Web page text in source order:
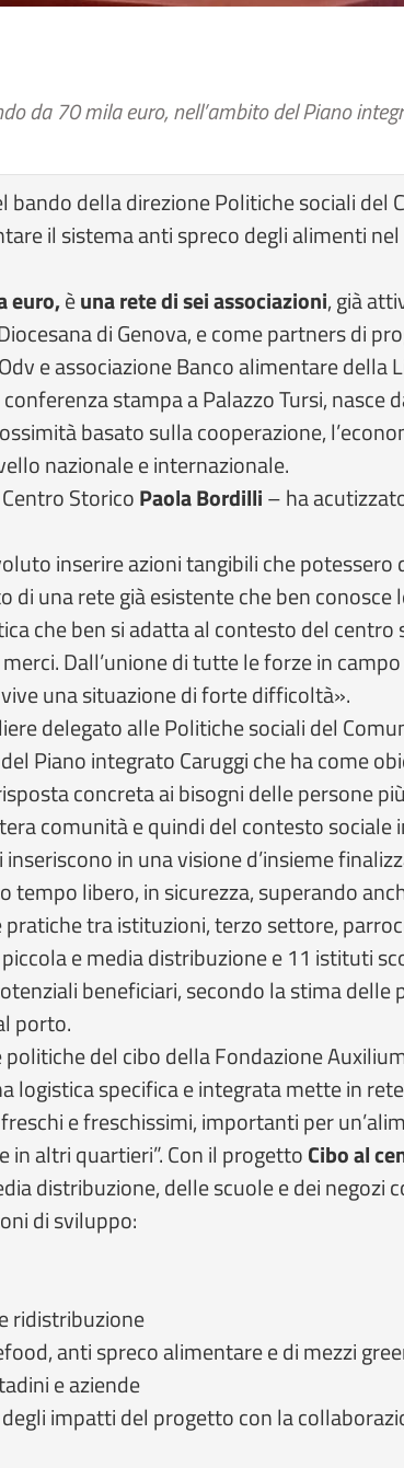
da 70 mila euro, nell’ambito del Piano
della direzione Politiche sociali del
il sistema anti spreco degli alimenti
euro,èuna rete di sei associazioni, già
di Genova, e come partners di
e associazione Banco alimentare della
stampa a Palazzo Tursi, nasce
basato sulla cooperazione,
nazionale e internazionale.
StoricoPaola Bordilli– ha
inserire azioni tangibili che
di una rete già esistente che ben
che ben si adatta al contesto del
Dall’unione di tutte le forze in
una situazione di forte difficoltà».
delegato alle Politiche sociali del
Piano integrato Caruggi che ha come
concreta ai bisogni delle persone
comunità e quindi del contesto
in una visione d’insieme
libero, in sicurezza, superando
tra istituzioni, terzo settore,
e media distribuzione e 11 istituti
beneficiari, secondo la stima
porto.
del cibo della Fondazione
logistica specifica e integrata mette in
e freschissimi, importanti per
in altri quartieri”. Con il progettoCibo al
distribuzione, delle scuole e dei negozi
di sviluppo:
ridistribuzione
anti spreco alimentare e di mezzi
e aziende
impatti del progetto con la